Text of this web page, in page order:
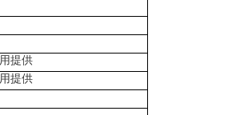
提供
提供